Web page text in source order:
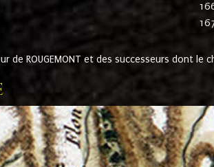
de ROUGEMONT et des successeurs dont